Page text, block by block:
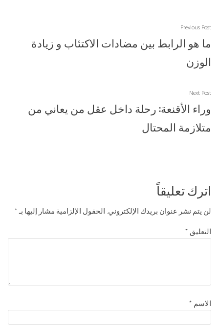
تصفّح
المقالات
Previous Post
post:
ما هو الرابط بين مضادات الاكتئاب و زيادة
الوزن
Next Post
post:
وراء الأقنعة: رحلة داخل عقل من يعاني من
متلازمة المحتال
اترك تعليقاً
لن يتم نشر عنوان بريدك الإلكتروني. الحقول الإلزامية مشار إليها بـ *
التعليق *
الاسم *